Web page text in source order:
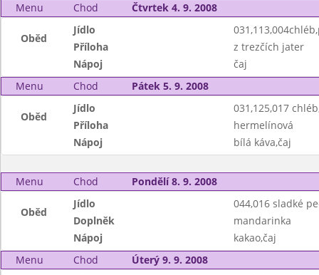
Menu
Chod Čtvrtek 4. 9. 2008
Oběd
Jídlo
Příloha
z trezčích jater
Nápoj
čaj
Menu
Chod Pátek 5. 9. 2008
Oběd
Jídlo
031,125,017
Příloha
hermelínová
Nápoj
bílá káva,čaj
Menu Chod Pondělí 8. 9. 2008
Oběd
Jídlo
044,016 sladké
Doplněk
mandarinka
Nápoj
kakao,čaj
Menu
Chod Úterý 9. 9. 2008